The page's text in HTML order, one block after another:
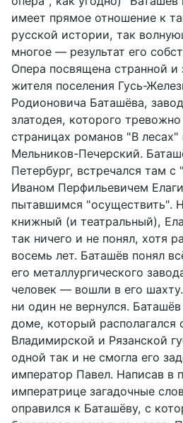
имеет прямое отношение к
русской истории, так
многое — результат его
Опера посвящена странной и
жителя поселения Гусь-
Родионовича Баташёва,
златодея, которого
страницах романов "В
Мельников-Печерский.
Петербург, встречался там
Иваном Перфильевичем
пытавшимся "осуществить".
книжный (и театральный),
так ничего и не понял, хотя
восемь лет. Баташёв понял
его металлургического
человек — вошли в его
ни один не вернулся.
доме, который располагался
Владимирской и Рязанской
одной так и не смогла его
император Павел. Написав в
императрице загадочные
оправился к Баташёву, с